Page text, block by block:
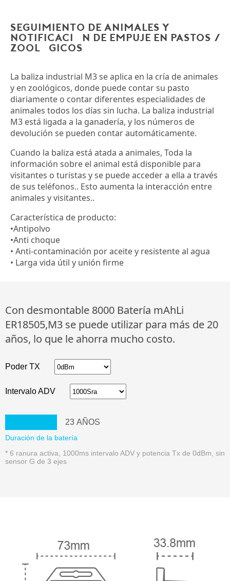
Seguimiento de animales y
notificación de empuje en pastos /
zoológicos
La baliza industrial M3 se aplica en la cría de animales
y en zoológicos, donde puede contar su pasto
diariamente o contar diferentes especialidades de
animales todos los días sin lucha. La baliza industrial
M3 está ligada a la ganadería, y los números de
devolución se pueden contar automáticamente.
Cuando la baliza está atada a animales, Toda la
información sobre el animal está disponible para
visitantes o turistas y se puede acceder a ella a través
de sus teléfonos.. Esto aumenta la interacción entre
animales y visitantes..
Característica de producto:
•Antipolvo
•Anti choque
• Anti-contaminación por aceite y resistente al agua
• Larga vida útil y unión firme
Con desmontable 8000 Batería mAhLi
ER18505,M3 se puede utilizar para más de 20
años, lo que le ahorra mucho costo.
Poder TX
Intervalo ADV
23AÑOS
Duración de la batería
* 6 ranura activa, 1000ms intervalo ADV y potencia Tx de 0dBm, sin
sensor G de 3 ejes